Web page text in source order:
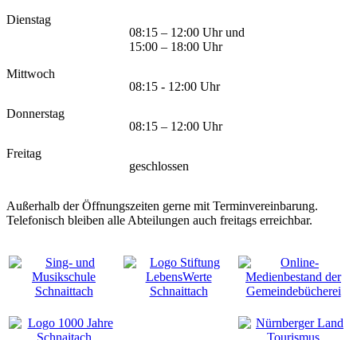
Dienstag
08:15 – 12:00 Uhr und
15:00 – 18:00 Uhr
Mittwoch
08:15 - 12:00 Uhr
Donnerstag
08:15 – 12:00 Uhr
Freitag
geschlossen
Außerhalb der Öffnungszeiten gerne mit Terminvereinbarung.
Telefonisch bleiben alle Abteilungen auch freitags erreichbar.